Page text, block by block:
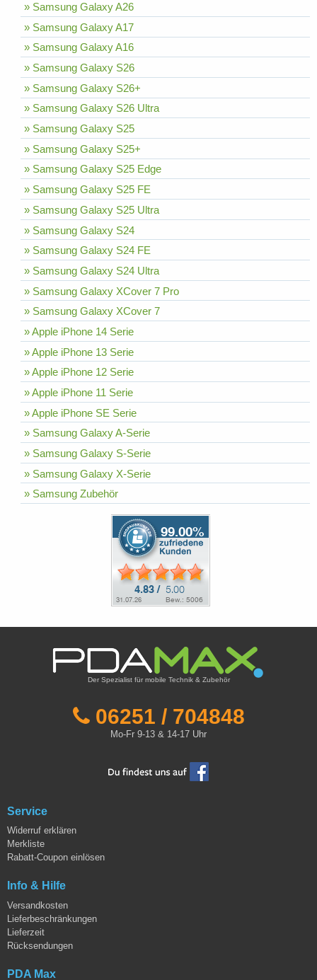
» Samsung Galaxy A26
» Samsung Galaxy A17
» Samsung Galaxy A16
» Samsung Galaxy S26
» Samsung Galaxy S26+
» Samsung Galaxy S26 Ultra
» Samsung Galaxy S25
» Samsung Galaxy S25+
» Samsung Galaxy S25 Edge
» Samsung Galaxy S25 FE
» Samsung Galaxy S25 Ultra
» Samsung Galaxy S24
» Samsung Galaxy S24 FE
» Samsung Galaxy S24 Ultra
» Samsung Galaxy XCover 7 Pro
» Samsung Galaxy XCover 7
» Apple iPhone 14 Serie
» Apple iPhone 13 Serie
» Apple iPhone 12 Serie
» Apple iPhone 11 Serie
» Apple iPhone SE Serie
» Samsung Galaxy A-Serie
» Samsung Galaxy S-Serie
» Samsung Galaxy X-Serie
» Samsung Zubehör
Der Spezialist für mobile Technik & Zubehör
06251 / 704848
Mo-Fr 9-13 & 14-17 Uhr
Service
Widerruf erklären
Merkliste
Rabatt-Coupon einlösen
Info & Hilfe
Versandkosten
Lieferbeschränkungen
Lieferzeit
Rücksendungen
PDA Max